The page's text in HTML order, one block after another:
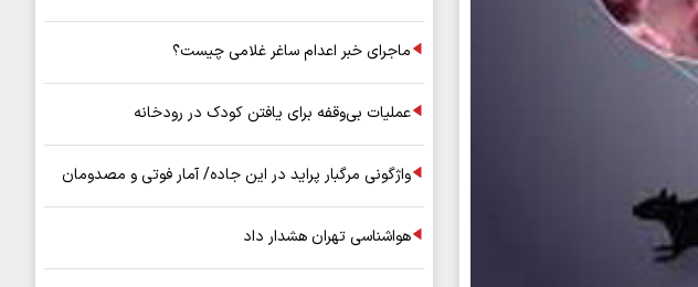
ماجرای خبر اعدام ساغر غلامی چیست؟
عملیات بی‌وقفه برای یافتن کودک در رودخانه
واژگونی مرگبار پراید در این جاده/ آمار فوتی و مصدومان
هواشناسی تهران هشدار داد